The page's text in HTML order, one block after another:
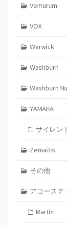
Vemurum
VOX
Warwick
Washburn
Washburn
YAMAHA
サイレン
Zemaitis
その他
アコーステ
Martin